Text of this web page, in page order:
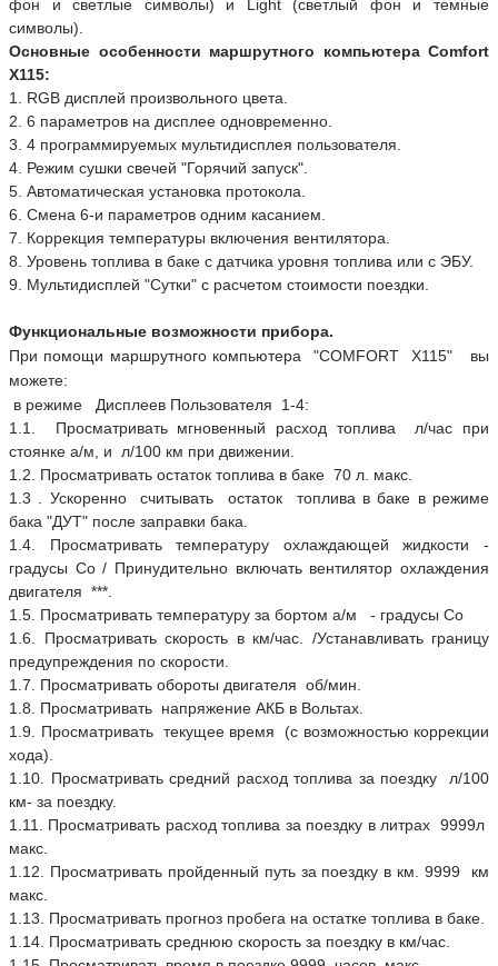
фон и светлые символы) и Light (светлый фон и темные
символы).
Основные особенности маршрутного компьютера Comfort
X115:
1. RGB дисплей произвольного цвета.
2. 6 параметров на дисплее одновременно.
3. 4 программируемых мультидисплея пользователя.
4. Режим сушки свечей "Горячий запуск".
5. Автоматическая установка протокола.
6. Смена 6-и параметров одним касанием.
7. Коррекция температуры включения вентилятора.
8. Уровень топлива в баке с датчика уровня топлива или с ЭБУ.
9. Мультидисплей "Сутки" с расчетом стоимости поездки.
Функциональные возможности прибора.
При помощи маршрутного компьютера "COMFORT Х115" вы
можете:
в режиме Дисплеев Пользователя 1-4:
1.1. Просматривать мгновенный расход топлива л/час при
стоянке а/м, и л/100 км при движении.
1.2. Просматривать остаток топлива в баке 70 л. макс.
1.3 . Ускоренно считывать остаток топлива в баке в режиме
бака "ДУТ" после заправки бака.
1.4. Просматривать температуру охлаждающей жидкости -
градусы Со / Принудительно включать вентилятор охлаждения
двигателя ***.
1.5. Просматривать температуру за бортом а/м - градусы Со
1.6. Просматривать скорость в км/час. /Устанавливать границу
предупреждения по скорости.
1.7. Просматривать обороты двигателя об/мин.
1.8. Просматривать напряжение АКБ в Вольтах.
1.9. Просматривать текущее время (с возможностью коррекции
хода).
1.10. Просматривать средний расход топлива за поездку л/100
км- за поездку.
1.11. Просматривать расход топлива за поездку в литрах 9999л
макс.
1.12. Просматривать пройденный путь за поездку в км. 9999 км
макс.
1.13. Просматривать прогноз пробега на остатке топлива в баке.
1.14. Просматривать среднюю скорость за поездку в км/час.